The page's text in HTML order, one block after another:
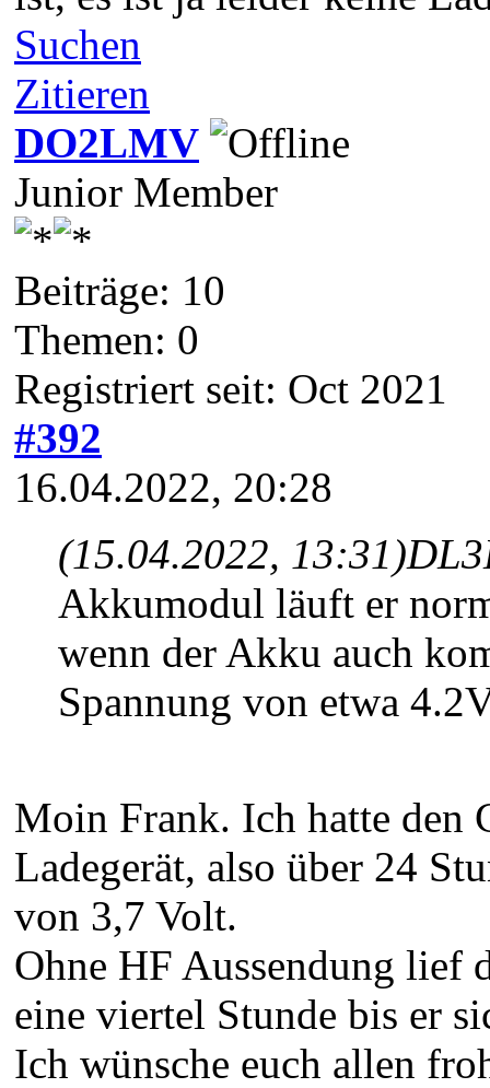
Suchen
Zitieren
DO2LMV
Junior Member
Beiträge: 10
Themen: 0
Registriert seit: Oct 2021
#392
16.04.2022, 20:28
(15.04.2022, 13:31)
Akkumodul läuft er
wenn der Akku auch
Spannung von etwa
Moin Frank. Ich hatte den
Ladegerät, also über 24
von 3,7 Volt.
Ohne HF Aussendung lief
eine viertel Stunde bis er
Ich wünsche euch allen